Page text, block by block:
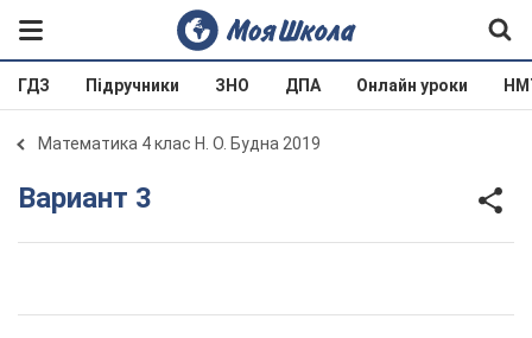
ГДЗ Підручники ЗНО ДПА Онлайн уроки
Математика 4 клас Н. О. Будна 2019
Вариант 3